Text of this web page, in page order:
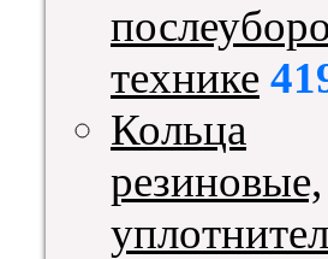
технике
Кольца
резиновые,